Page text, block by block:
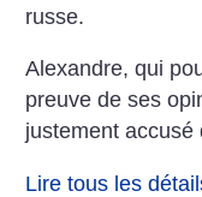
russe.
Alexandre, qui
preuve de ses
justement accusé
Lire tous les